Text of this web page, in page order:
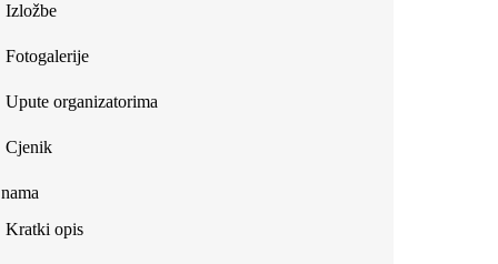
Izložbe
Fotogalerije
Upute organizatorima
Cjenik
Kratki opis